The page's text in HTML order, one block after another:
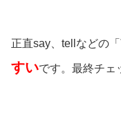
正直say、tellなどの
すいです。最終チェ